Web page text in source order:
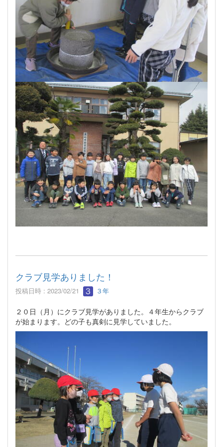
クラブ見学ありました！
投稿日時 : 2023/02/21 ３年
２０日（月）にクラブ見学がありました。４年生からクラブ
が始まります。どの子も真剣に見学していました。